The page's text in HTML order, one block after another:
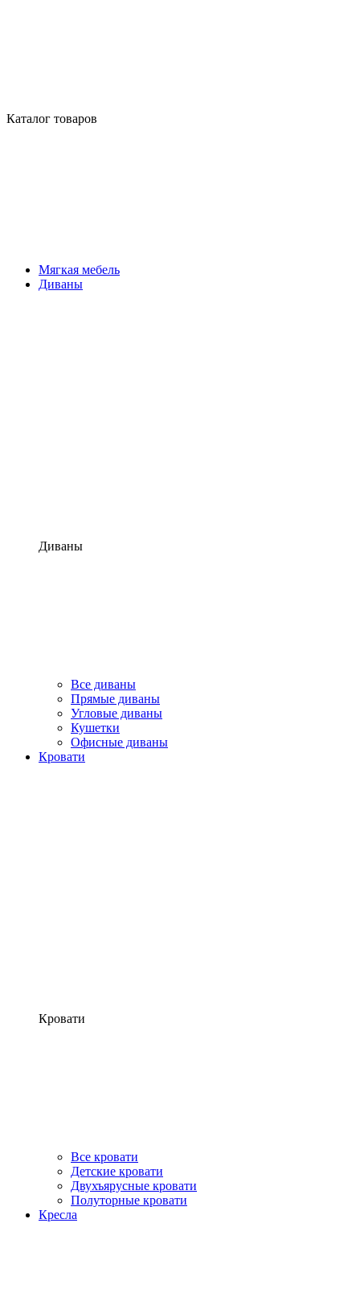
Каталог товаров
Мягкая мебель
Диваны
Диваны
Все диваны
Прямые диваны
Угловые диваны
Кушетки
Офисные диваны
Кровати
Кровати
Все кровати
Детские кровати
Двухъярусные кровати
Полуторные кровати
Кресла